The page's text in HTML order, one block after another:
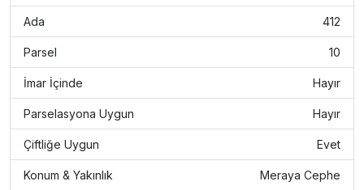
Ada 412
Parsel 10
İmar İçinde Hayır
Parselasyona Uygun Hayır
Çiftliğe Uygun Evet
Konum & Yakınlık Meraya Cephe